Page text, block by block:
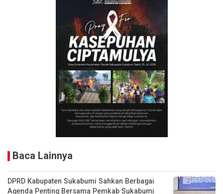
Baca Lainnya
DPRD Kabupaten Sukabumi Sahkan Berbagai
Agenda Penting Bersama Pemkab Sukabumi